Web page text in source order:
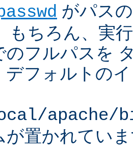
がパス
もちろん、実
のフルパスを
デフォルトの
apache/
が置かれてい